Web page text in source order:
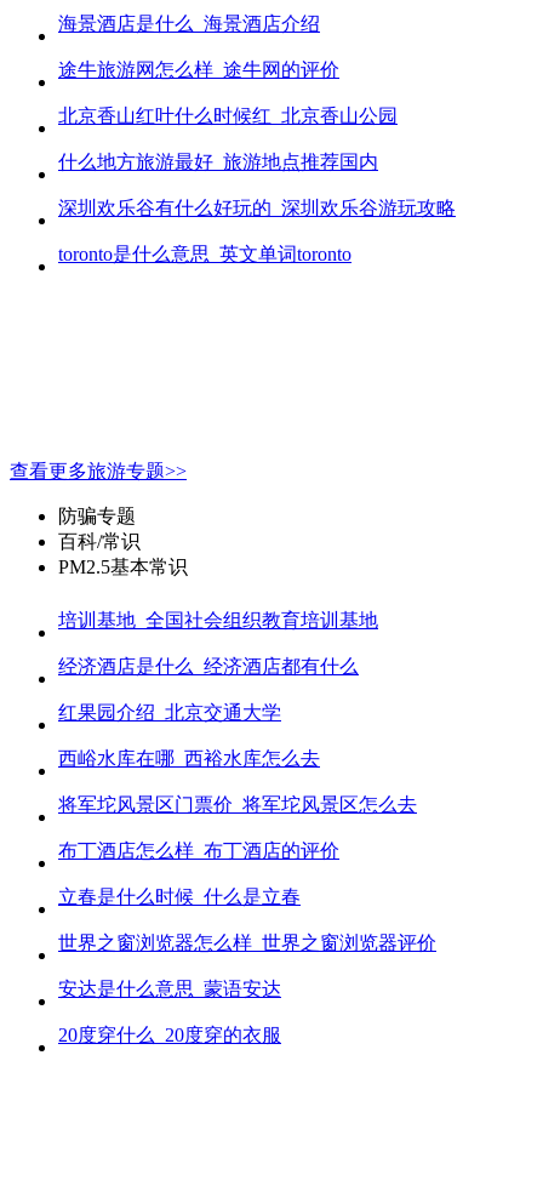
海景酒店是什么_海景酒店介绍
途牛旅游网怎么样_途牛网的评价
北京香山红叶什么时候红_北京香山公园
什么地方旅游最好_旅游地点推荐国内
深圳欢乐谷有什么好玩的_深圳欢乐谷游玩攻略
toronto是什么意思_英文单词toronto
查看更多旅游专题>>
防骗专题
百科/常识
PM2.5基本常识
培训基地_全国社会组织教育培训基地
经济酒店是什么_经济酒店都有什么
红果园介绍_北京交通大学
西峪水库在哪_西裕水库怎么去
将军坨风景区门票价_将军坨风景区怎么去
布丁酒店怎么样_布丁酒店的评价
立春是什么时候_什么是立春
世界之窗浏览器怎么样_世界之窗浏览器评价
安达是什么意思_蒙语安达
20度穿什么_20度穿的衣服